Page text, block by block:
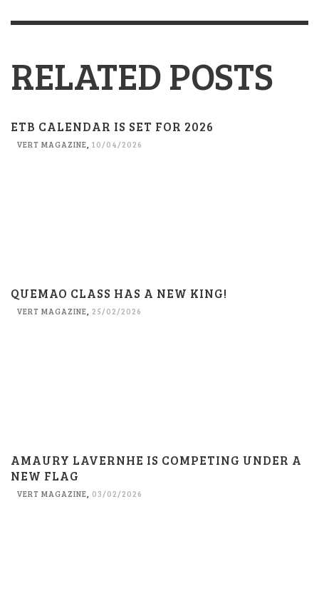
RELATED POSTS
ETB CALENDAR IS SET FOR 2026
VERT MAGAZINE 10/04/2026
QUEMAO CLASS HAS A NEW KING!
VERT MAGAZINE, 25/02/2026
AMAURY LAVERNHE IS COMPETING UNDER A
NEW FLAG
VERT MAGAZINE, 03/02/2026